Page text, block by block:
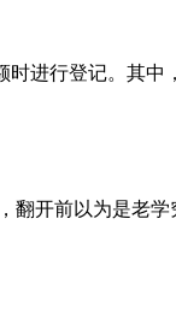
进行登记。其中
翻开前以为是老